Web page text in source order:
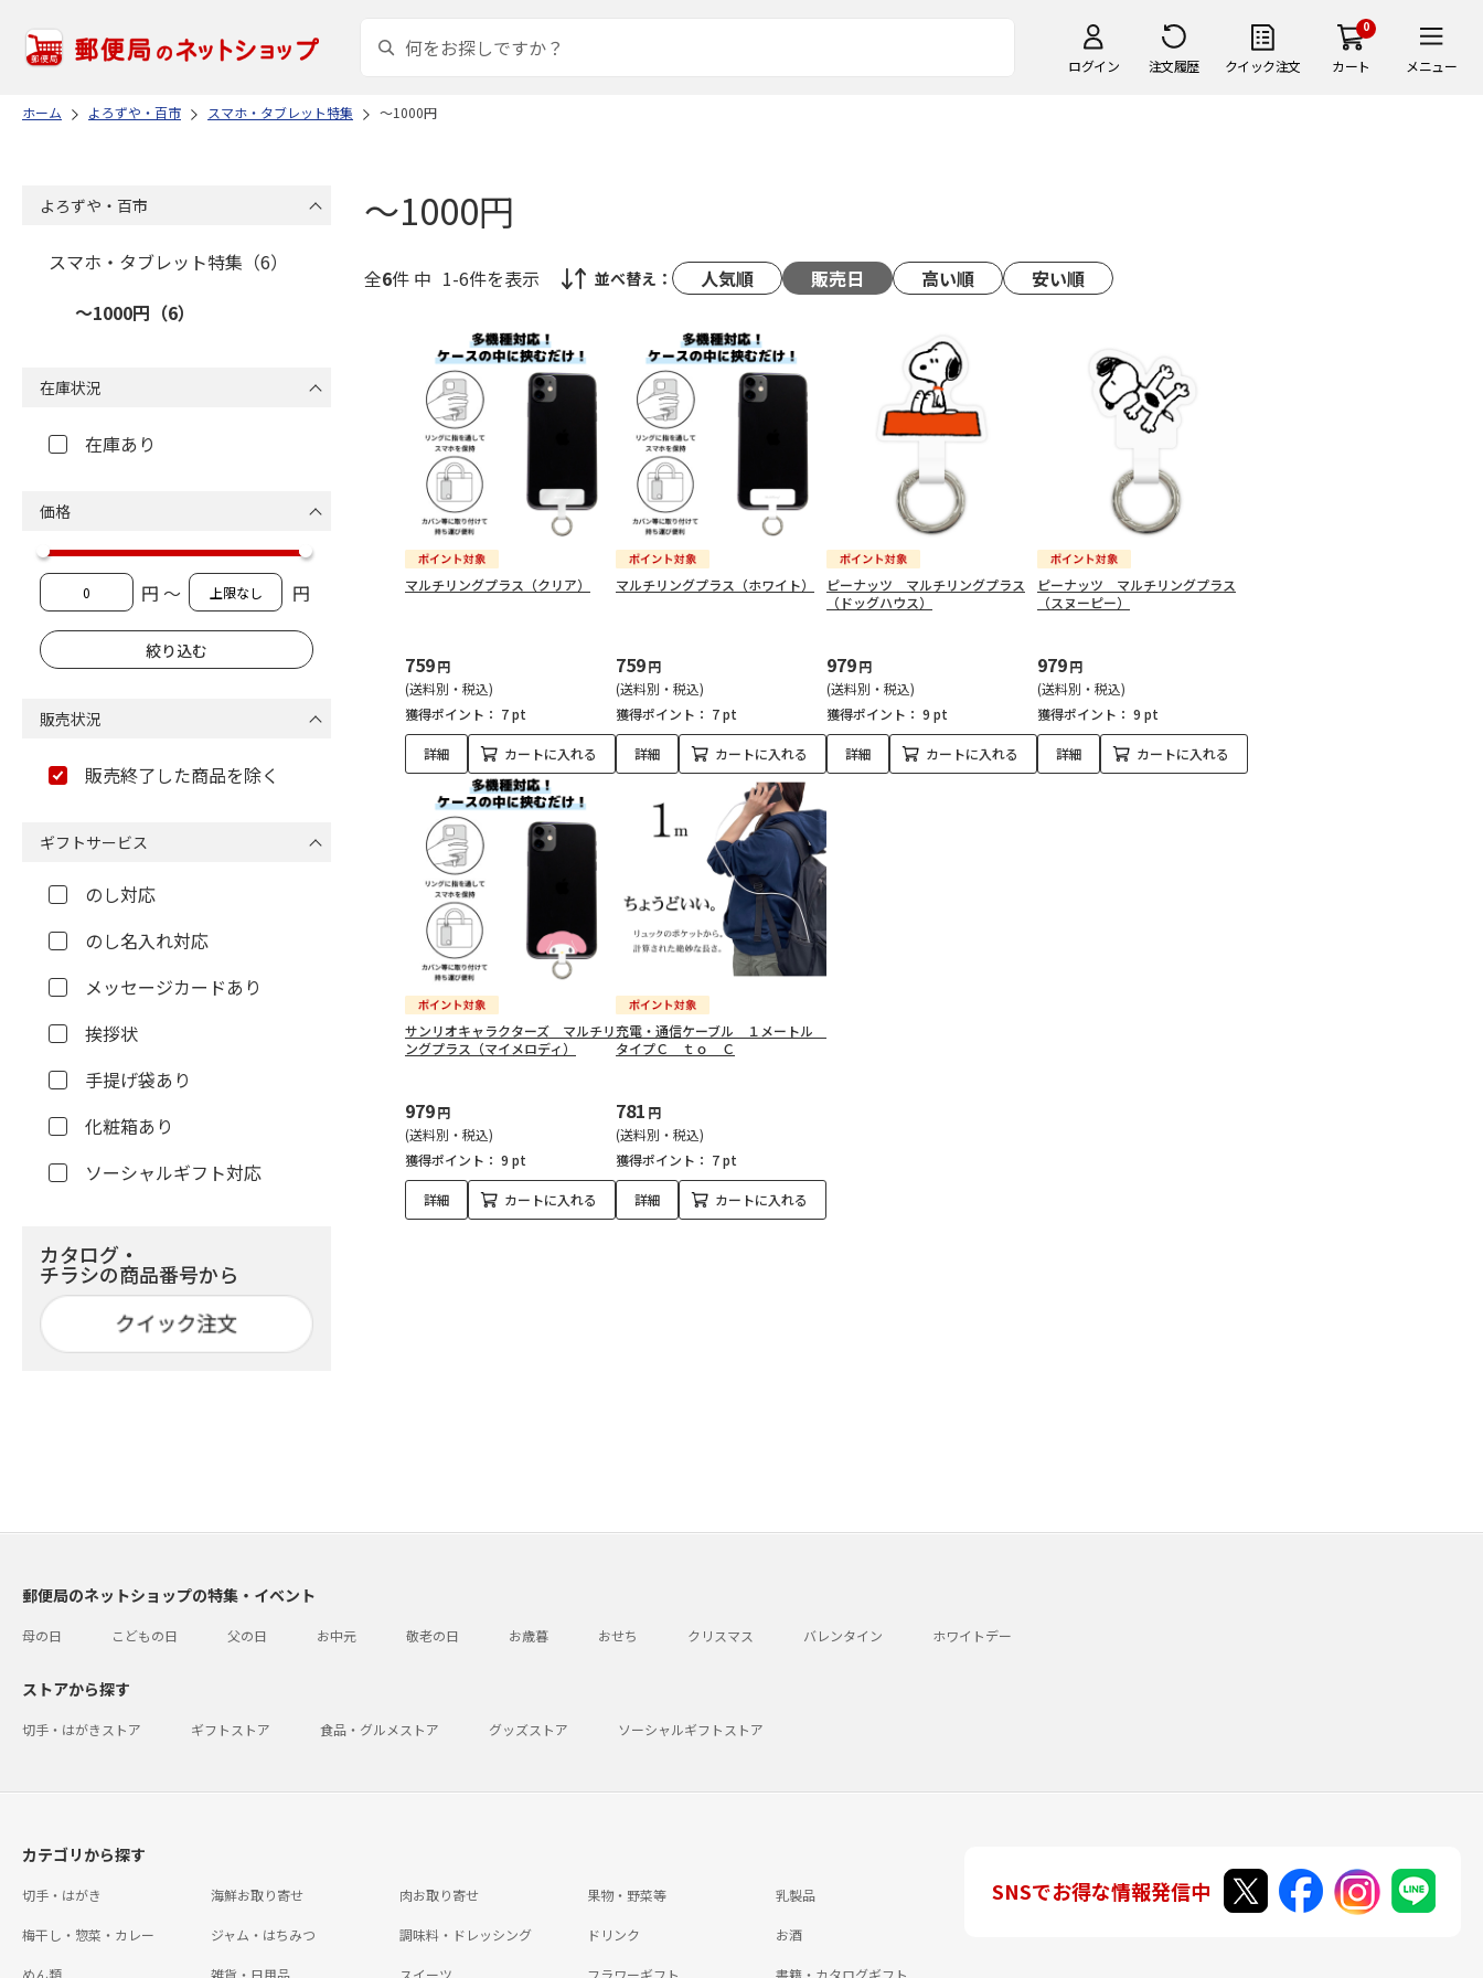
ログイン 注文履歴 クイック注文
0
カート メニュー
ホーム よろずや・百市 スマホ・タブレット特集 ～1000円
～1000円
全6件 中 1-6件を表示 並べ替え： 人気順 販売日 高い順 安い順
マルチリングプラス（クリア）
759円
(送料別・税込)
獲得ポイント： 7 pt
詳細 カートに入れる
マルチリングプラス（ホワイト）
759円
(送料別・税込)
獲得ポイント： 7 pt
詳細 カートに入れる
ピーナッツ マルチリングプラス
（ドッグハウス）
979円
(送料別・税込)
獲得ポイント： 9 pt
詳細 カートに入れる
ピーナッツ マルチリングプラス
（スヌーピー）
979円
(送料別・税込)
獲得ポイント： 9 pt
詳細 カートに入れる
サンリオキャラクターズ マルチリ
ングプラス（マイメロディ）
979円
(送料別・税込)
獲得ポイント： 9 pt
詳細 カートに入れる
充電・通信ケーブル １メートル
タイプＣ ｔｏ Ｃ
781 円
(送料別・税込)
獲得ポイント： 7 pt
詳細 カートに入れる
よろずや・百市
スマホ・タブレット特集（6）
～1000円（6）
在庫状況
在庫あり
価格
円 ～ 円
販売状況
販売終了した商品を除く
ギフトサービス
のし対応
のし名入れ対応
メッセージカードあり
挨拶状
手提げ袋あり
化粧箱あり
ソーシャルギフト対応
カタログ・
チラシの商品番号から
郵便局のネットショップの特集・イベント
母の日 こどもの日 父の日 お中元 敬老の日 お歳暮 おせち クリスマス バレンタイン ホワイトデー
ストアから探す
切手・はがきストア ギフトストア 食品・グルメストア グッズストア ソーシャルギフトストア
カテゴリから探す
切手・はがき 海鮮お取り寄せ 肉お取り寄せ 果物・野菜等 乳製品
梅干し・惣菜・カレー ジャム・はちみつ 調味料・ドレッシング ドリンク お酒
めん類 雑貨・日用品 スイーツ フラワーギフト 書籍・カタログギフト
SNSでお得な情報発信中